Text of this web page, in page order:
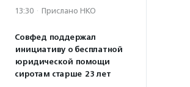
13:30 · Прислано НКО
Совфед поддержал
инициативу о бесплатной
юридической помощи
сиротам старше 23 лет